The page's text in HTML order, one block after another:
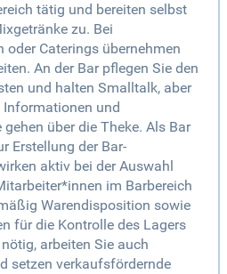
tätig und bereiten selbst
zu. Bei
Caterings übernehmen
An der Bar pflegen Sie den
und halten Smalltalk, aber
und
über die Theke. Als Bar
Erstellung der Bar-
aktiv bei der Auswahl
im Barbereich
Warendisposition sowie
für die Kontrolle des Lagers
arbeiten Sie auch
setzen verkaufsfördernde